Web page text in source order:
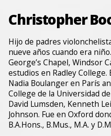
Christopher
Hijo de padres
nueve años cuando era
George’s Chapel, Windsor
estudios en Radley
Nadia Boulanger en París
College de la Universidad
David Lumsden, Kenneth
Johnson. Fue en Oxford
B.A.Hons., B.Mus., M.A. y